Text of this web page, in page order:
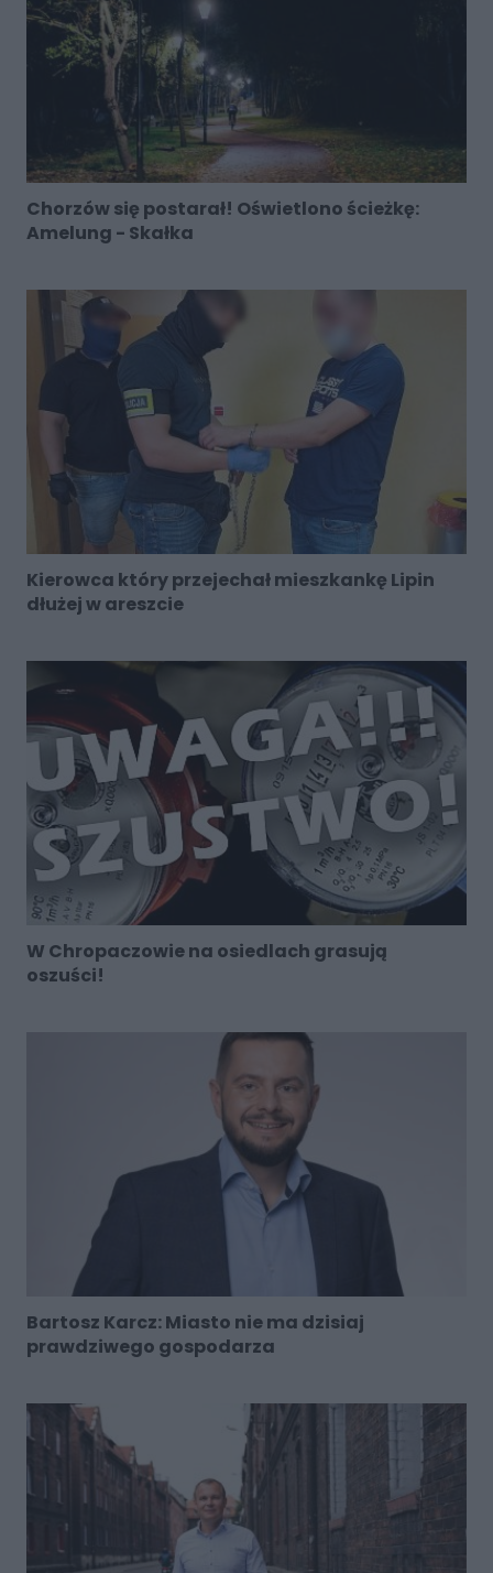
Chorzów się postarał! Oświetlono ścieżkę:
Amelung - Skałka
Kierowca który przejechał mieszkankę Lipin
dłużej w areszcie
W Chropaczowie na osiedlach grasują
oszuści!
Bartosz Karcz: Miasto nie ma dzisiaj
prawdziwego gospodarza